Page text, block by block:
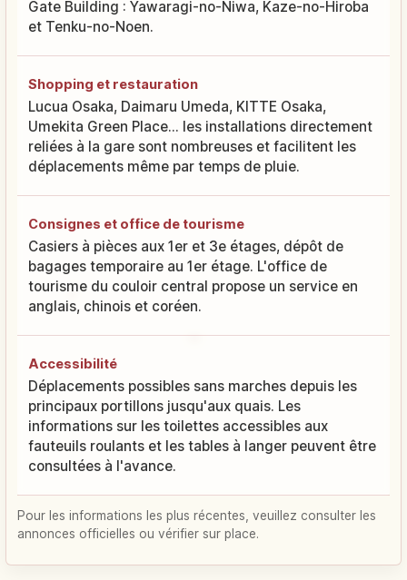
Gate Building : Yawaragi-no-Niwa, Kaze-no-Hiroba
et Tenku-no-Noen.
Shopping et restauration
Lucua Osaka, Daimaru Umeda, KITTE Osaka,
Umekita Green Place... les installations directement
reliées à la gare sont nombreuses et facilitent les
déplacements même par temps de pluie.
Consignes et office de tourisme
Casiers à pièces aux 1er et 3e étages, dépôt de
bagages temporaire au 1er étage. L'office de
tourisme du couloir central propose un service en
anglais, chinois et coréen.
Accessibilité
Déplacements possibles sans marches depuis les
principaux portillons jusqu'aux quais. Les
informations sur les toilettes accessibles aux
fauteuils roulants et les tables à langer peuvent être
consultées à l'avance.
Pour les informations les plus récentes, veuillez consulter les
annonces officielles ou vérifier sur place.